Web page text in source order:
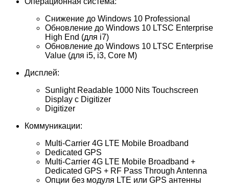
Снижение до Windows 10 Professional
Обновление до Windows 10 LTSC Enterprise
High End (для i7)
Обновление до Windows 10 LTSC Enterprise
Value (для i5, i3, Core M)
Дисплей:
Sunlight Readable 1000 Nits Touchscreen
Display с Digitizer
Digitizer
Коммуникации:
Multi-Carrier 4G LTE Mobile Broadband
Dedicated GPS
Multi-Carrier 4G LTE Mobile Broadband +
Dedicated GPS + RF Pass Through Antenna
Опции без модуля LTE или GPS антенны